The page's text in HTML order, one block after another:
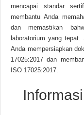
mencapai standar
membantu Anda
dan memastikan
laboratorium yang
Anda mempersiapkan
17025:2017 dan
ISO 17025:2017.